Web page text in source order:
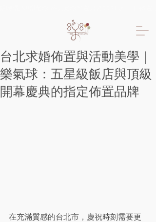
台北求婚佈置與活動美學｜
樂氣球：五星級飯店與頂級
開幕慶典的指定佈置品牌
在充滿質感的台北市，慶祝時刻需要更